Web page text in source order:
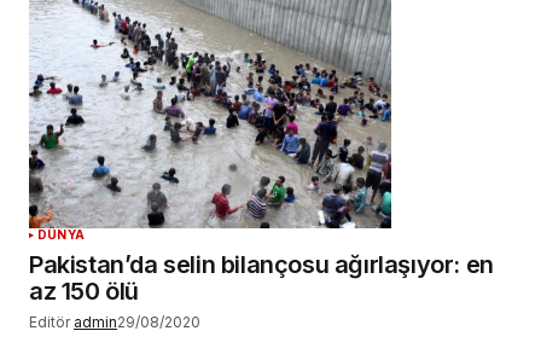
DÜNYA
Pakistan’da selin bilançosu ağırlaşıyor: en
az 150 ölü
Editör admin29/08/2020